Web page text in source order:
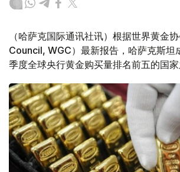
（哈萨克国际通讯社讯）根据世界黄金
Council, WGC）最新报告，哈萨克斯
季度全球央行黄金购买量排名前五的国家